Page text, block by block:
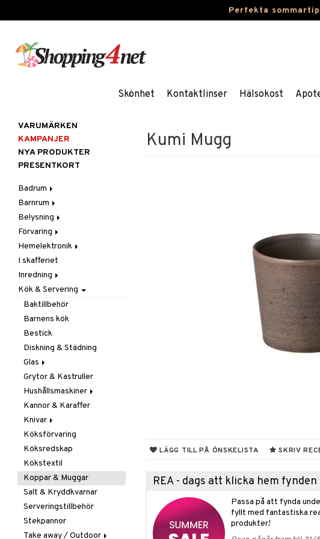
Perfekta
Skönhet Kontaktlinser Hälsokost
Kumi Mugg
LÄGG TILL PÅ ÖNSKELISTA SKRIV
REA - dags att klicka hem fynden
Passa på att fynda
fyllt med fantastiska
produkter!
VARUMÄRKEN
KAMPANJER
NYA PRODUKTER
PRESENTKORT
Badrum
Badrumsinredning
Badrumstextilier
Badrumstillbehör
Barnrum
Barnlampor
Barnmöbler
Barnrumsdekoration
Barnrumsförvaring
Barnrumstextilier
Belysning
Belysningstillbehör
Lampor
Bordslampor
Taklampor
LED-ljus
Ljuslyktor & Ljusstakar
Utomhusbelysning
Förvaring
Hängare & krokar
Hyllor
Småförvaring
Småförvaring & Korgar
Väskor
Hemelektronik
Ljud
I skafferiet
Inredning
Dekoration
Böcker
Figurer & Skulpturer
Klockor
Krukor
Metal Art
Väggdekorationer
Vaser
Doftljus & Doftspridare
Förvaring & Hyllor
Hängare & Krokar
Hyllor
Småförvaring & Korgar
Juldekoration
Ljuslyktor & Ljusstakar
Småmöbler
Kök & Servering
Baktillbehör
Barnens kök
Bestick
Diskning & Städning
Glas
Champagneglas
Dricksglas
Drink- & Cocktailglas
Ölglas
Snaps- & Avecglas
Vinglas
Whiskey- & Cognacglas
Grytor & Kastruller
Hushållsmaskiner
Brödrostar
Kaffe, Te & Espresso
Mixer & Elvispar
Övriga maskiner
Vattenkokare
Kannor & Karaffer
Knivar
Brödknivar
Knivset
Knivslipar och Brynen
Knivtillbehör
Kockknivar
Skal- & Grönsaksknivar
Skärbrädor
Specialknivar
Köksförvaring
Köksredskap
Kökstextil
Koppar & Muggar
Salt & Kryddkvarnar
Serveringstillbehör
Stekpannor
Take away / Outdoor